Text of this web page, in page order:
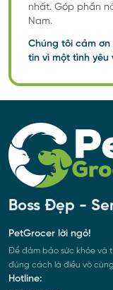
nhất. Góp phần
Nam.
Chúng tôi cảm
tin vì một tình yêu
Boss Đẹp -
PetGrocer lời ngỏ!
Để đảm bảo sức khỏe và
đúng cách là điều vô
Hotline: